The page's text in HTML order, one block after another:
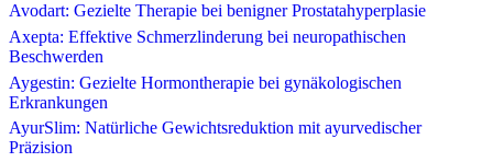
Avodart: Gezielte Therapie bei benigner Prostatahyperplasie
Axepta: Effektive Schmerzlinderung bei neuropathischen
Beschwerden
Aygestin: Gezielte Hormontherapie bei gynäkologischen
Erkrankungen
AyurSlim: Natürliche Gewichtsreduktion mit ayurvedischer
Präzision